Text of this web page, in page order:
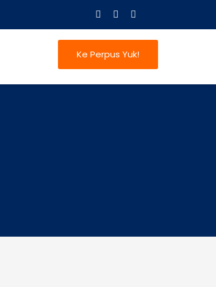
Ke Perpus Yuk!